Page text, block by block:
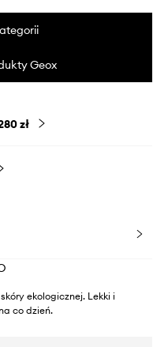
Geox
zł
ekologicznej. Lekki i
co dzień.